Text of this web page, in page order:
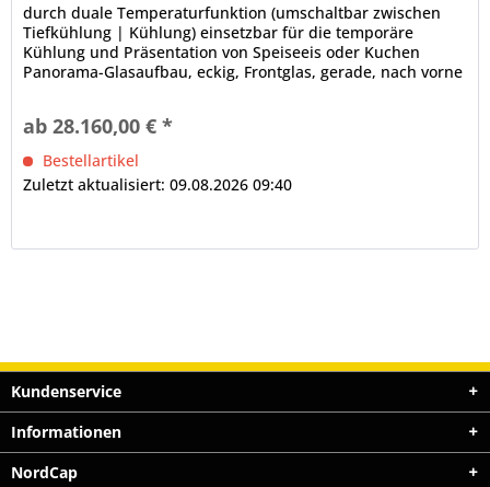
durch duale Temperaturfunktion (umschaltbar zwischen
Tiefkühlung | Kühlung) einsetzbar für die temporäre
Kühlung und Präsentation von Speiseeis oder Kuchen
Panorama-Glasaufbau, eckig, Frontglas, gerade, nach vorne
ab 28.160,00 € *
Bestellartikel
Zuletzt aktualisiert: 09.08.2026 09:40
Kundenservice
Informationen
NordCap